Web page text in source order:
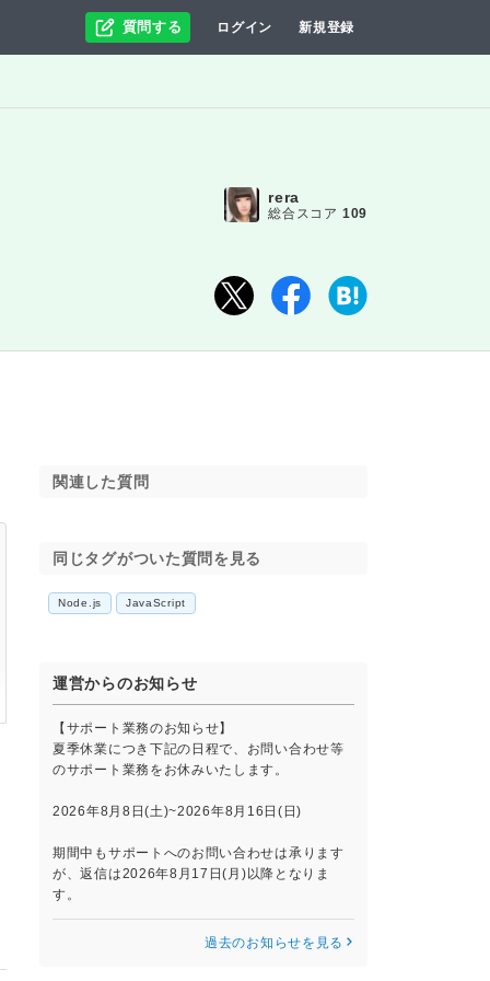
質問する ログイン 新規登録
rera
総合スコア 109
関連した質問
同じタグがついた質問を見る
Node.js JavaScript
運営からのお知らせ
【サポート業務のお知らせ】
夏季休業につき下記の日程で、お問い合わせ等
のサポート業務をお休みいたします。
2026年8月8日(土)~2026年8月16日(日)
期間中もサポートへのお問い合わせは承ります
が、返信は2026年8月17日(月)以降となりま
す。
過去のお知らせを見る